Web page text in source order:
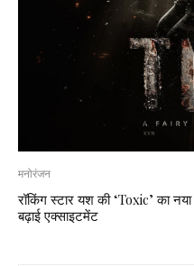
मनोरंजन
रॉकिंग स्टार यश की ‘Toxic’ का
बढ़ाई एक्साइटमेंट